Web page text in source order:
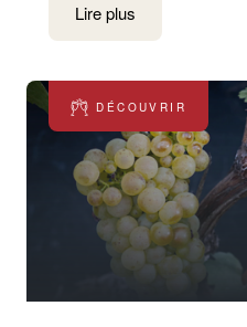
Lire plus
DÉCOUVRIR